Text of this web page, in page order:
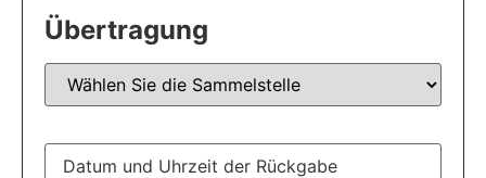
Übertragung